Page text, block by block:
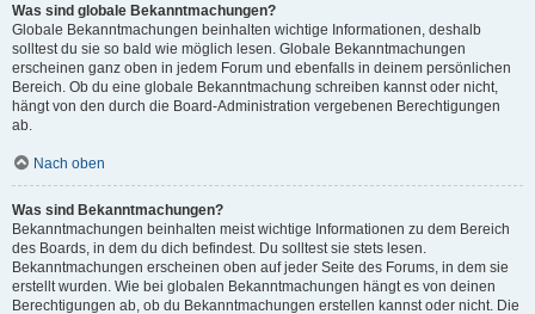
Was sind globale Bekanntmachungen?
Globale Bekanntmachungen beinhalten wichtige Informationen, deshalb
solltest du sie so bald wie möglich lesen. Globale Bekanntmachungen
erscheinen ganz oben in jedem Forum und ebenfalls in deinem persönlichen
Bereich. Ob du eine globale Bekanntmachung schreiben kannst oder nicht,
hängt von den durch die Board-Administration vergebenen Berechtigungen
ab.
Nach oben
Was sind Bekanntmachungen?
Bekanntmachungen beinhalten meist wichtige Informationen zu dem Bereich
des Boards, in dem du dich befindest. Du solltest sie stets lesen.
Bekanntmachungen erscheinen oben auf jeder Seite des Forums, in dem sie
erstellt wurden. Wie bei globalen Bekanntmachungen hängt es von deinen
Berechtigungen ab, ob du Bekanntmachungen erstellen kannst oder nicht. Die